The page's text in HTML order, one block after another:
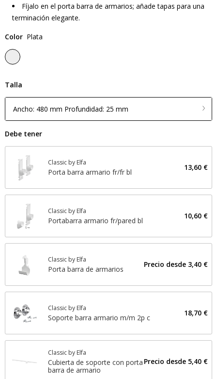
Fíjalo en el porta barra de armarios; añade tapas para una
terminación elegante.
Color Plata
Talla
Ancho: 480 mm Profundidad: 25 mm
Debe tener
Classic by Elfa
Porta barra armario fr/fr bl
13,60 €
Classic by Elfa
Portabarra armario fr/pared bl
10,60 €
Classic by Elfa
Porta barra de armarios
Precio desde 3,40 €
Classic by Elfa
Soporte barra armario m/m 2p c
18,70 €
Classic by Elfa
Cubierta de soporte con porta
barra de armario
Precio desde 5,40 €